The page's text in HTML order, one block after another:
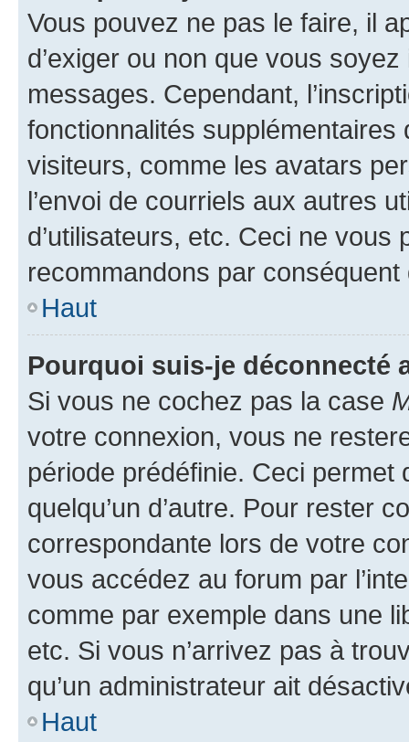
Vous pouvez ne pas le faire, il
d’exiger ou non que vous
messages. Cependant,
fonctionnalités
visiteurs, comme les avatars
l’envoi de courriels aux autres
d’utilisateurs, etc. Ceci ne vous
recommandons par conséquent
Haut
Pourquoi suis-je déconnecté
Si vous ne cochez pas la case
votre connexion, vous ne
période prédéfinie. Ceci permet
quelqu’un d’autre. Pour rester
correspondante lors de votre
vous accédez au forum par
comme par exemple dans une
etc. Si vous n’arrivez pas à
qu’un administrateur ait
Haut